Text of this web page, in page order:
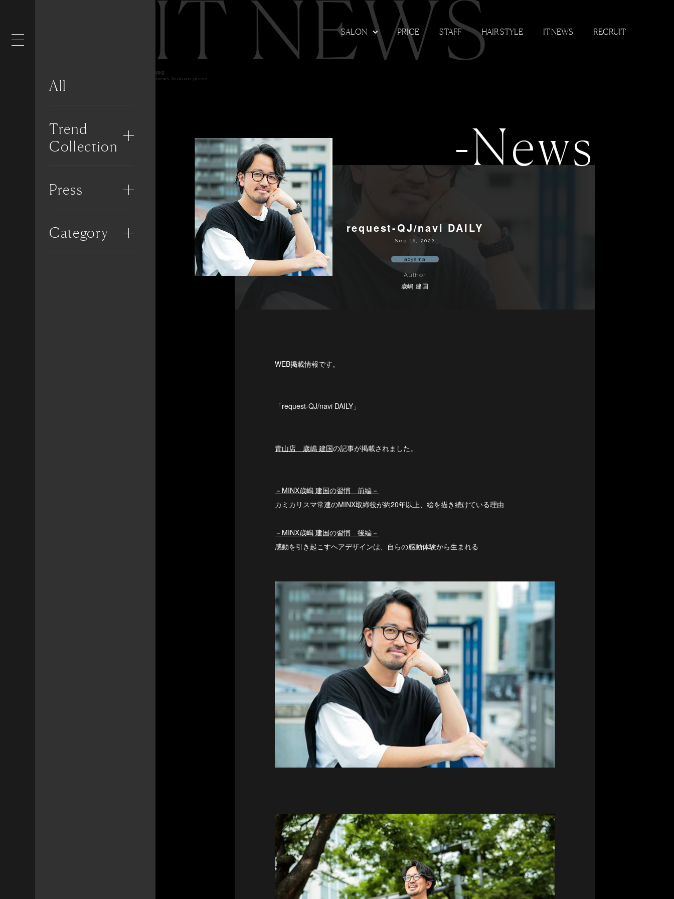
All
Trend
Collection
Press
Category
SALON PRICE STAFF HAIR STYLE IT NEWS RECRUIT
IT NEWS
特集
news-feature-press
-News
request-QJ/navi DAILY
Sep 16, 2022
aoyama
Author
歳嶋 建国
WEB掲載情報です。
「request-QJ/navi DAILY」
青山店 歳嶋 建国の記事が掲載されました。
－MINX歳嶋 建国の習慣 前編－
カミカリスマ常連のMINX取締役が約20年以上、絵を描き続けている理由
－MINX歳嶋 建国の習慣 後編－
感動を引き起こすヘアデザインは、自らの感動体験から生まれる